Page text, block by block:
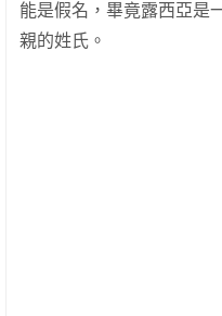
能是假名，畢竟露西亞是
親的姓氏。